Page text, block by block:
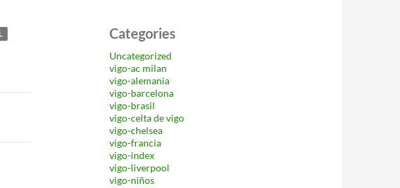
Categories
Uncategorized
vigo-ac milan
vigo-alemania
vigo-barcelona
vigo-brasil
vigo-celta de vigo
vigo-chelsea
vigo-francia
vigo-index
vigo-liverpool
vigo-niños